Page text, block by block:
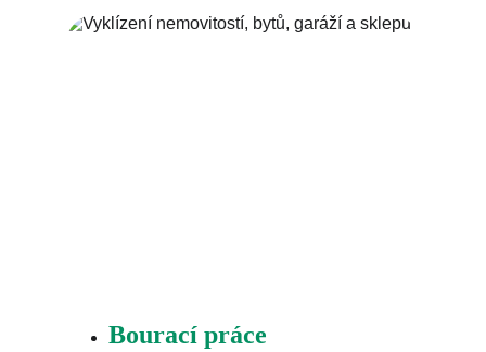
Bourací práce